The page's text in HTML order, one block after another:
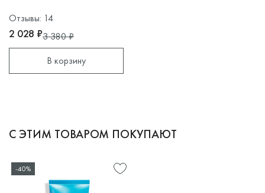
Отзывы: 14
2 028 ₽3 380 ₽
В корзину
С ЭТИМ ТОВАРОМ ПОКУПАЮТ
-40%